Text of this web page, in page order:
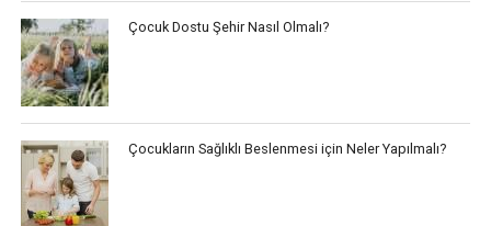
Çocuk Dostu Şehir Nasıl Olmalı?
Çocukların Sağlıklı Beslenmesi için Neler Yapılmalı?